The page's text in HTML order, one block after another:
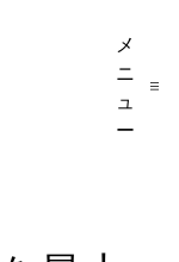
メ
ニ
ュ
ー